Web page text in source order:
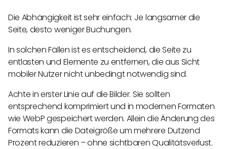
Die Abhängigkeit ist sehr einfach: Je langsamer die
Seite, desto weniger Buchungen.
In solchen Fällen ist es entscheidend, die Seite zu
entlasten und Elemente zu entfernen, die aus Sicht
mobiler Nutzer nicht unbedingt notwendig sind.
Achte in erster Linie auf die Bilder. Sie sollten
entsprechend komprimiert und in modernen Formaten
wie WebP gespeichert werden. Allein die Änderung des
Formats kann die Dateigröße um mehrere Dutzend
Prozent reduzieren – ohne sichtbaren Qualitätsverlust.